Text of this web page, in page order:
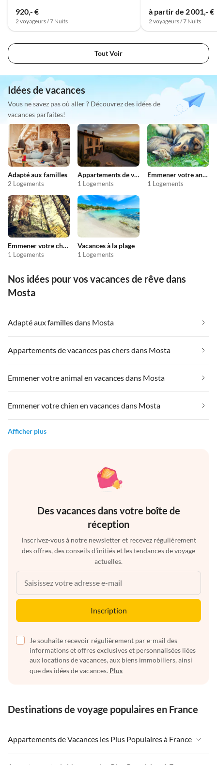
920,- €
2 voyageurs / 7 Nuits
à partir de 2 001,- €
2 voyageurs / 7 Nuits
Tout Voir
Idées de vacances
Vous ne savez pas où aller ? Découvrez des idées de
vacances parfaites!
Adapté aux familles
2 Logements
Appartements de vacances pas chers
1 Logements
Emmener votre animal en vacances
1 Logements
Emmener votre chien en vacances
1 Logements
Vacances à la plage
1 Logements
Nos idées pour vos vacances de rêve dans
Mosta
Adapté aux familles dans Mosta
Appartements de vacances pas chers dans Mosta
Emmener votre animal en vacances dans Mosta
Emmener votre chien en vacances dans Mosta
Afficher plus
Des vacances dans votre boîte de
réception
Inscrivez-vous à notre newsletter et recevez régulièrement
des offres, des conseils d'initiés et les tendances de voyage
actuelles.
Inscription
Je souhaite recevoir régulièrement par e-mail des
informations et offres exclusives et personnalisées liées
aux locations de vacances, aux biens immobiliers, ainsi
que des idées de vacances. Plus
Destinations de voyage populaires en France
Appartements de Vacances les Plus Populaires à France